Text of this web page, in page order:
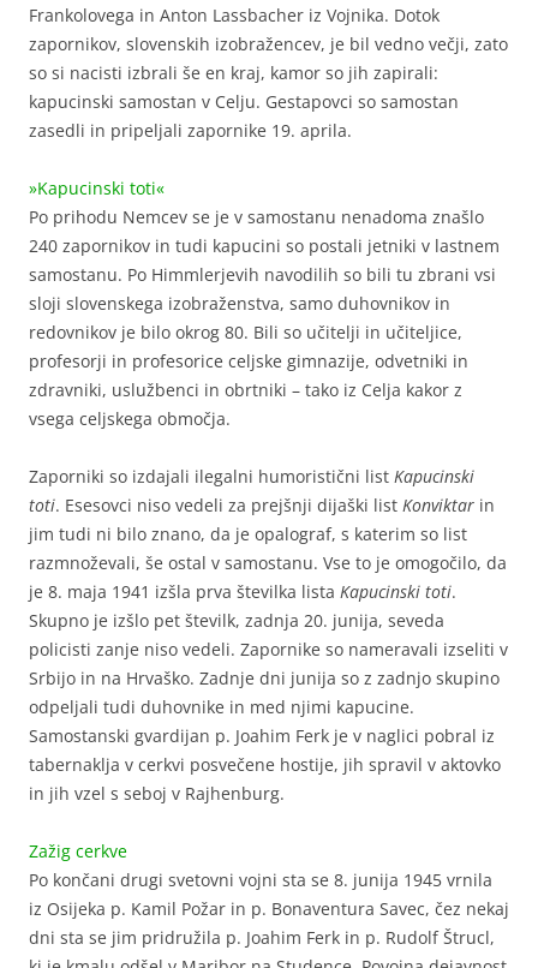
Frankolovega in Anton Lassbacher iz Vojnika. Dotok
zapornikov, slovenskih izobražencev, je bil vedno večji, zato
so si nacisti izbrali še en kraj, kamor so jih zapirali:
kapucinski samostan v Celju. Gestapovci so samostan
zasedli in pripeljali zapornike 19. aprila.
»Kapucinski toti«
Po prihodu Nemcev se je v samostanu nenadoma znašlo
240 zapornikov in tudi kapucini so postali jetniki v lastnem
samostanu. Po Himmlerjevih navodilih so bili tu zbrani vsi
sloji slovenskega izobraženstva, samo duhovnikov in
redovnikov je bilo okrog 80. Bili so učitelji in učiteljice,
profesorji in profesorice celjske gimnazije, odvetniki in
zdravniki, uslužbenci in obrtniki – tako iz Celja kakor z
vsega celjskega območja.
Zaporniki so izdajali ilegalni humoristični list Kapucinski
toti. Esesovci niso vedeli za prejšnji dijaški list Konviktar in
jim tudi ni bilo znano, da je opalograf, s katerim so list
razmnoževali, še ostal v samostanu. Vse to je omogočilo, da
je 8. maja 1941 izšla prva številka lista Kapucinski toti.
Skupno je izšlo pet številk, zadnja 20. junija, seveda
policisti zanje niso vedeli. Zapornike so nameravali izseliti v
Srbijo in na Hrvaško. Zadnje dni junija so z zadnjo skupino
odpeljali tudi duhovnike in med njimi kapucine.
Samostanski gvardijan p. Joahim Ferk je v naglici pobral iz
tabernaklja v cerkvi posvečene hostije, jih spravil v aktovko
in jih vzel s seboj v Rajhenburg.
Zažig cerkve
Po končani drugi svetovni vojni sta se 8. junija 1945 vrnila
iz Osijeka p. Kamil Požar in p. Bonaventura Savec, čez nekaj
dni sta se jim pridružila p. Joahim Ferk in p. Rudolf Štrucl,